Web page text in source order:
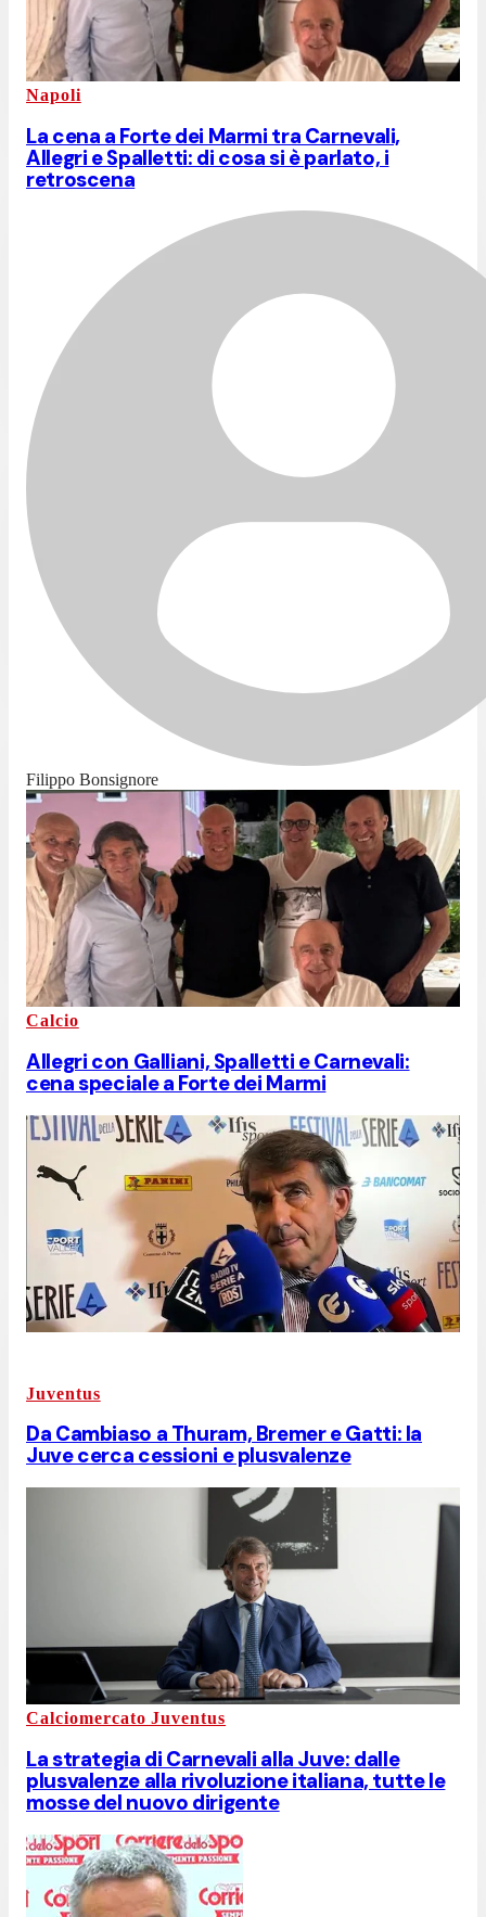
Napoli
La cena a Forte dei Marmi tra Carnevali,
Allegri e Spalletti: di cosa si è parlato, i
retroscena
Filippo Bonsignore
Calcio
Allegri con Galliani, Spalletti e Carnevali:
cena speciale a Forte dei Marmi
Juventus
Da Cambiaso a Thuram, Bremer e Gatti: la
Juve cerca cessioni e plusvalenze
Calciomercato Juventus
La strategia di Carnevali alla Juve: dalle
plusvalenze alla rivoluzione italiana, tutte le
mosse del nuovo dirigente